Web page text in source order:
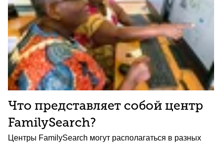
Что представляет собой центр
FamilySearch?
Центры FamilySearch могут располагаться в разных